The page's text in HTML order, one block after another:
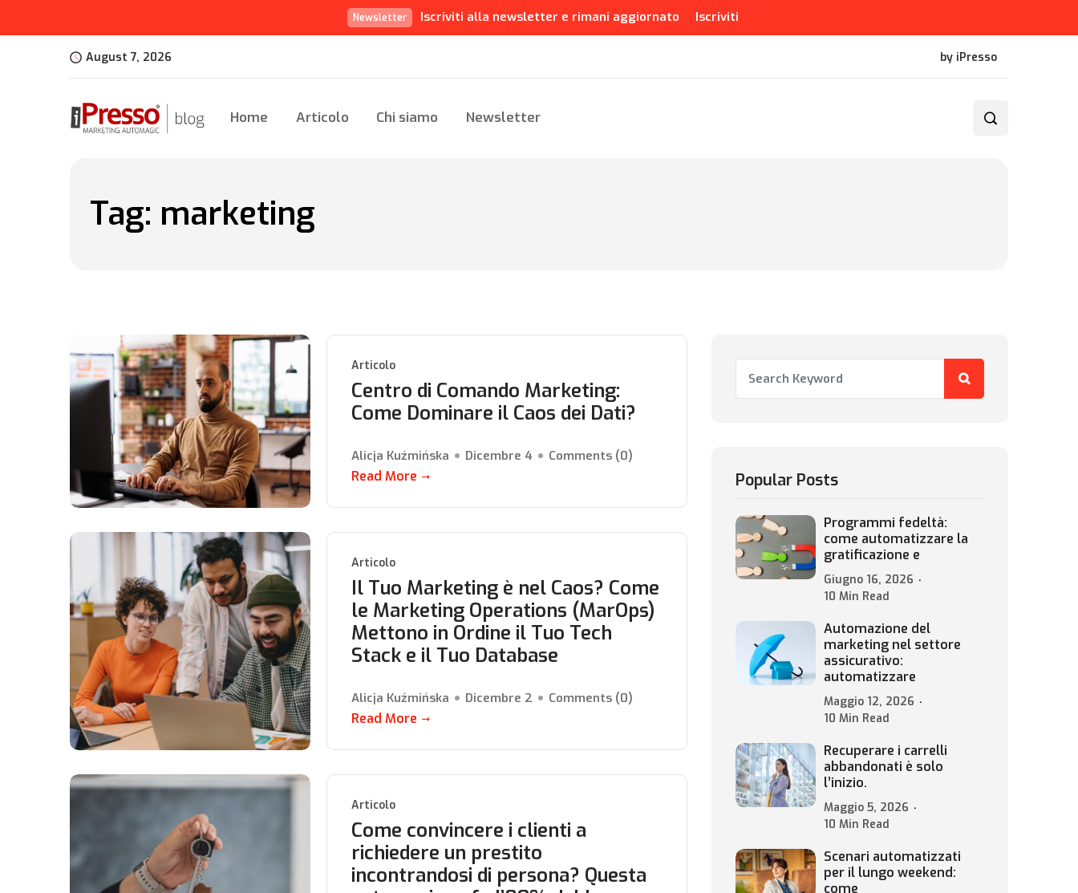
Newsletter Iscriviti alla newsletter e rimani aggiornato Iscriviti
August 7, 2026 by iPresso
Home Articolo Chi siamo Newsletter
Tag: marketing
Articolo
Centro di Comando Marketing:
Come Dominare il Caos dei Dati?
Alicja Kuźmińska Dicembre 4 Comments (0)
Read More
Articolo
Il Tuo Marketing è nel Caos? Come
le Marketing Operations (MarOps)
Mettono in Ordine il Tuo Tech
Stack e il Tuo Database
Alicja Kuźmińska Dicembre 2 Comments (0)
Read More
Articolo
Come convincere i clienti a
richiedere un prestito
incontrandosi di persona? Questa
Popular Posts
Programmi fedeltà:
come automatizzare la
gratificazione e
Giugno 16, 2026
10 Min Read
Automazione del
marketing nel settore
assicurativo:
automatizzare
Maggio 12, 2026
10 Min Read
Recuperare i carrelli
abbandonati è solo
l’inizio.
Maggio 5, 2026
10 Min Read
Scenari automatizzati
per il lungo weekend:
come